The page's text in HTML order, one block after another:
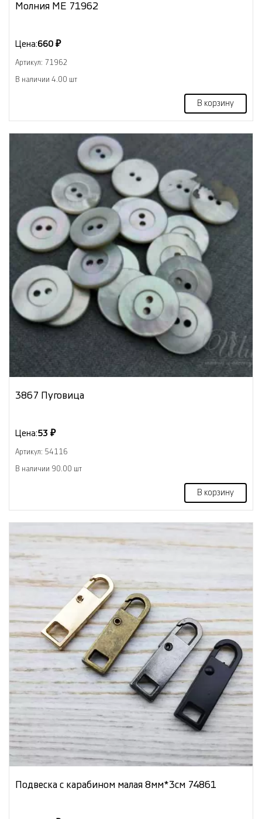
Молния МЕ 71962
Цена:660 ₽
Артикул: 71962
В наличии 4.00 шт
В корзину
3867 Пуговица
Цена:53 ₽
Артикул: 54116
В наличии 90.00 шт
В корзину
Подвеска с карабином малая 8мм*3см 74861